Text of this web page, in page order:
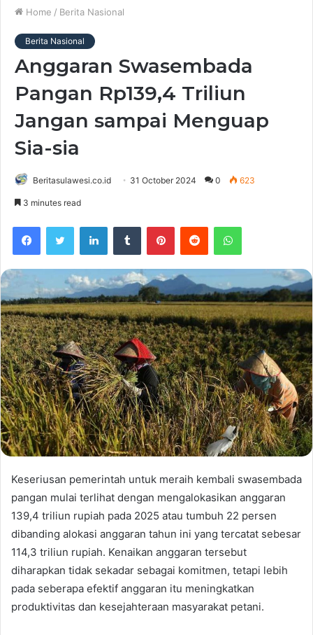
Home / Berita Nasional
Berita Nasional
Anggaran Swasembada
Pangan Rp139,4 Triliun
Jangan sampai Menguap
Sia-sia
Beritasulawesi.co.id 31 October 2024 0 623
3 minutes read
Keseriusan pemerintah untuk meraih kembali swasembada
pangan mulai terlihat dengan mengalokasikan anggaran
139,4 triliun rupiah pada 2025 atau tumbuh 22 persen
dibanding alokasi anggaran tahun ini yang tercatat sebesar
114,3 triliun rupiah. Kenaikan anggaran tersebut
diharapkan tidak sekadar sebagai komitmen, tetapi lebih
pada seberapa efektif anggaran itu meningkatkan
produktivitas dan kesejahteraan masyarakat petani.